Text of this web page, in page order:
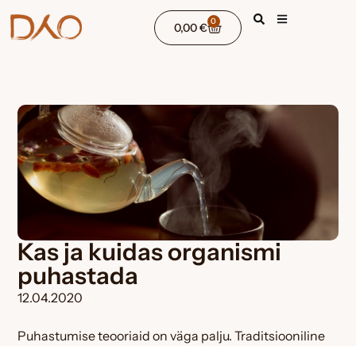
to
0,00€ 0
Cart
Kas ja kuidas organismi
puhastada
12.04.2020
Puhastumise teooriaid on väga palju. Traditsiooniline